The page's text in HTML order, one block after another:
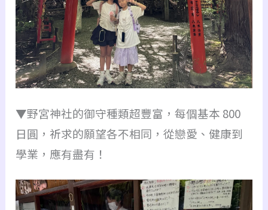
▼野宮神社的御守種類超豐富，每個基本 800
日圓，祈求的願望各不相同，從戀愛、健康到
學業，應有盡有！